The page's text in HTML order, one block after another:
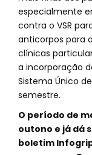
especialmente
contra o VSR
anticorpos para
clínicas
a incorporação
Sistema Único
semestre.
O período de
outono e já dá
boletim